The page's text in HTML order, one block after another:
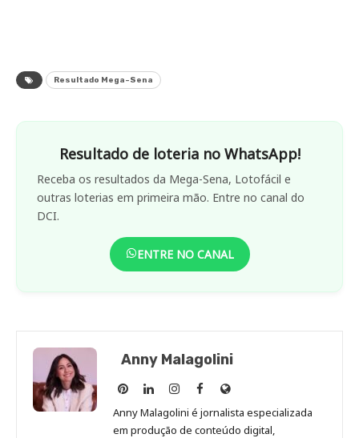
Resultado Mega-Sena
Resultado de loteria no WhatsApp!
Receba os resultados da Mega-Sena, Lotofácil e
outras loterias em primeira mão. Entre no canal do
DCI.
ENTRE NO CANAL
Anny Malagolini
Anny
Malagolini
no
Anny
Malagolini
no
Anny
Malagolini
no
Anny
Malagolini
no
Site
de
Anny
Anny Malagolini é jornalista especializada
em produção de conteúdo digital,